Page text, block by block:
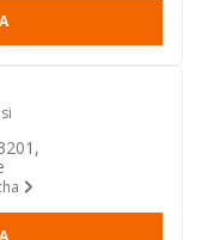
m...